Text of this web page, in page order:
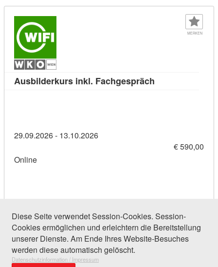
MERKEN
Ausbilderkurs inkl. Fachgespräch
29.09.2026 - 13.10.2026
€ 590,00
Online
64 Einträge gefunden (1 von 4)
Diese Seite verwendet Session-Cookies. Session-
Cookies ermöglichen und erleichtern die Bereitstellung
unserer Dienste. Am Ende Ihres Website-Besuches
werden diese automatisch gelöscht.
Datenschutzinformation / Impressum